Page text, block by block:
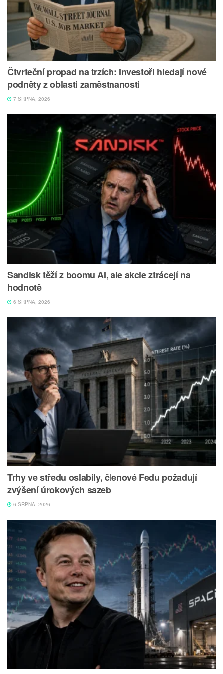
Čtvrteční propad na trzích: Investoři hledají nové
podněty z oblasti zaměstnanosti
7 SRPNA, 2026
Sandisk těží z boomu AI, ale akcie ztrácejí na
hodnotě
6 SRPNA, 2026
Trhy ve středu oslabily, členové Fedu požadují
zvýšení úrokových sazeb
6 SRPNA, 2026